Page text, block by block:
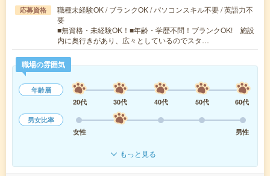
応募資格
職種未経験OK / ブランクOK / パソコンスキル不要 / 英語力不
要
■無資格・未経験OK！■年齢・学歴不問！ブランクOK! 施設
内に奥行きがあり、広々としているのでスタ…
職場の雰囲気
年齢層
20代
30代 40代 50代
60代
男女比率
女性
男性
もっと見る